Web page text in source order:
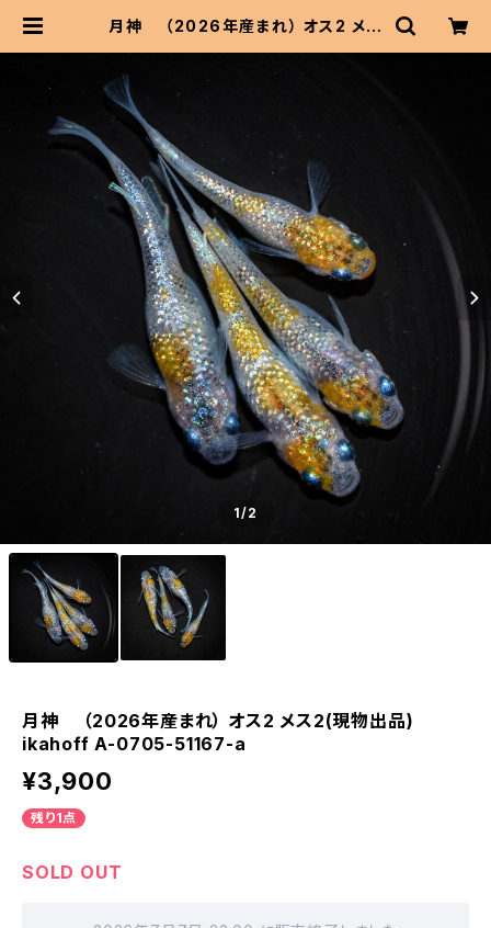
月神 （2026年産まれ） オス2 メス
SEショップ
1/2
月神 （2026年産まれ） オス2 メス2(現物出品)
ikahoff A-0705-51167-a
¥3,900
残り1点
SOLD OUT